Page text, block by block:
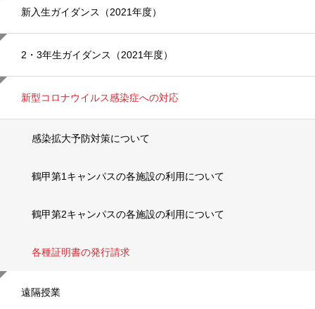
新入生ガイダンス（2021年度）
2・3年生ガイダンス（2021年度）
新型コロナウイルス感染症への対応
感染拡大予防対策について
鶴甲第1キャンパスの各施設の利用について
鶴甲第2キャンパスの各施設の利用について
各種証明書の発行請求
遠隔授業